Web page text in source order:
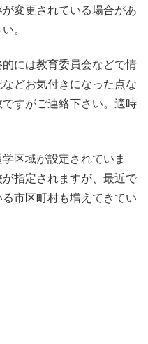
変更されている場合があ
。
には教育委員会などで情
どお気付きになった点な
すがご連絡下さい。適時
区域が設定されていま
指定されますが、最近で
市区町村も増えてきてい